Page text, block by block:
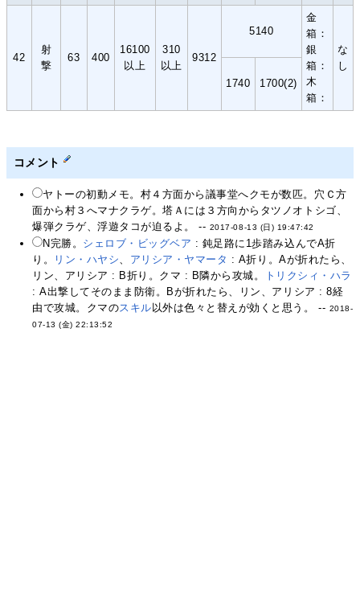
42
射
撃
63 400
16100
以上
310
以上
9312
5140
金
箱：
銀
箱：
木
箱：
な
し
1740
1700(2)
コメント
ヤトーの初動メモ。村４方面から議事堂へクモが数匹。穴Ｃ方
面から村３へマナクラゲ。塔Ａには３方向からタツノオトシゴ、
爆弾クラゲ、浮遊タコが迫るよ。 -- 2017-08-13 (日) 19:47:42
N完勝。 シェロブ・ビッグベア : 鈍足路に1歩踏み込んでA折
り。
リン・ハヤシ、 アリシア・ヤマータ : A折り。Aが折れたら、
リン、アリシア : B折り。クマ : B隣から攻城。
トリクシィ・ハラ
: A出撃してそのまま防衛。Bが折れたら、リン、アリシア : 8経
由で攻城。クマのスキル 以外は色々と替えが効くと思う。 -- 2018-
07-13 (金) 22:13:52